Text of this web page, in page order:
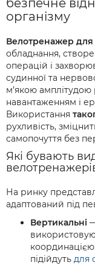
безпечне
організму
Велотренажер для
обладнання,
операцій і
судинної та
м’якою амплітудою
навантаженням і
Використання
рухливість,
самопочуття без
Які бувають
На ринку
адаптований під
Вертикальні
підійдуть для